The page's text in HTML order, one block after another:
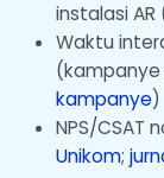
instalasi AR
Waktu
kampanye)
NPS/CSAT
Unikom;